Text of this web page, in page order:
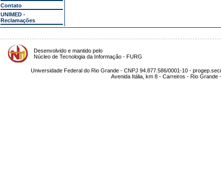
Contato
UNIMED -
Reclamações
Desenvolvido e mantido pelo
Núcleo de Tecnologia da Informação - FURG
Universidade Federal do Rio Grande - CNPJ 94.877.586/0001-10 -
Avenida Itália, km 8 - Carreiros - Rio Grande